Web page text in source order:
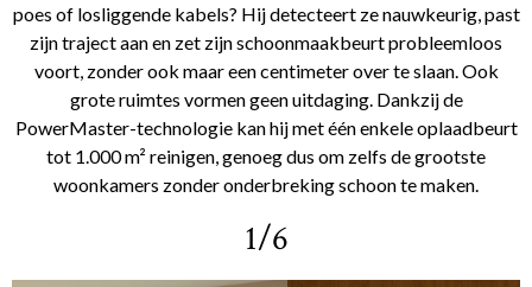
poes of losliggende kabels? Hij detecteert ze nauwkeurig, past
zijn traject aan en zet zijn schoonmaakbeurt probleemloos
voort, zonder ook maar een centimeter over te slaan. Ook
grote ruimtes vormen geen uitdaging. Dankzij de
PowerMaster-technologie kan hij met één enkele oplaadbeurt
tot 1.000 m² reinigen, genoeg dus om zelfs de grootste
woonkamers zonder onderbreking schoon te maken.
1/6